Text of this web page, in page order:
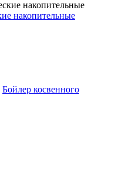
накопительные
Бойлер косвенного